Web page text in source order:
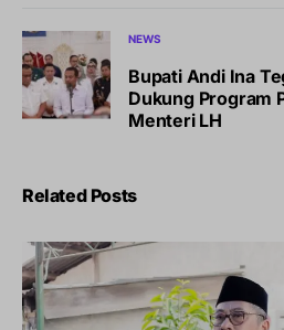
NEWS
Bupati Andi Ina
Dukung Program
Menteri LH
Related Posts